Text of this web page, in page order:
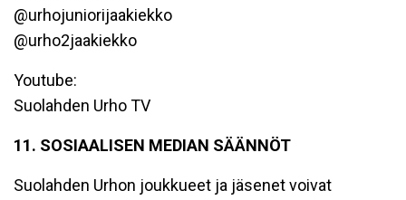
@urhojuniorijaakiekko
@urho2jaakiekko
Youtube:
Suolahden Urho TV
11. SOSIAALISEN MEDIAN SÄÄNNÖT
Suolahden Urhon joukkueet ja jäsenet voivat